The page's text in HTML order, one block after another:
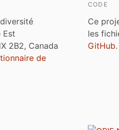
Est
2B2, Canada
de
CODE
Ce
les
GitHub.